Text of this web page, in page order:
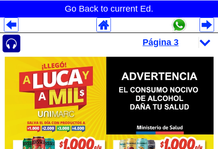
Go Back to current Ed.
Despliegues Analytics
Despliegues Totales
Despliegues por Rubros